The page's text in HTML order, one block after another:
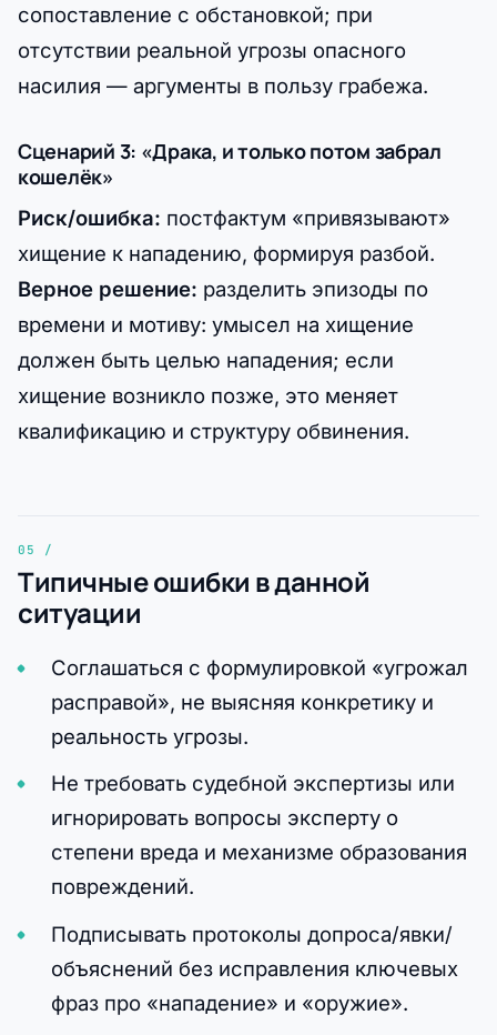
сопоставление с обстановкой; при
отсутствии реальной угрозы опасного
насилия — аргументы в пользу грабежа.
Сценарий 3: «Драка, и только потом забрал
кошелёк»
Риск/ошибка: постфактум «привязывают»
хищение к нападению, формируя разбой.
Верное решение: разделить эпизоды по
времени и мотиву: умысел на хищение
должен быть целью нападения; если
хищение возникло позже, это меняет
квалификацию и структуру обвинения.
Типичные ошибки в данной
ситуации
Соглашаться с формулировкой «угрожал
расправой», не выясняя конкретику и
реальность угрозы.
Не требовать судебной экспертизы или
игнорировать вопросы эксперту о
степени вреда и механизме образования
повреждений.
Подписывать протоколы допроса/явки/
объяснений без исправления ключевых
фраз про «нападение» и «оружие».